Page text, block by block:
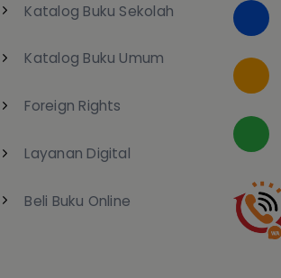
Katalog Buku Sekolah
Katalog Buku Umum
Foreign Rights
Layanan Digital
Beli Buku Online